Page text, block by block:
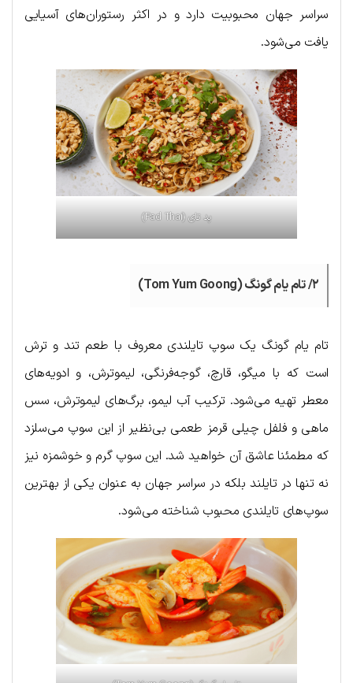
سراسر جهان محبوبیت دارد و در اکثر رستوران‌های آسیایی
یافت می‌شود.
پد تای (Pad Thai)
۲/ تام یام گونگ (Tom Yum Goong)
تام یام گونگ یک سوپ تایلندی معروف با طعم تند و ترش
است که با میگو، قارچ، گوجه‌فرنگی، لیموترش، و ادویه‌های
معطر تهیه می‌شود. ترکیب آب لیمو، برگ‌های لیموترش، سس
ماهی و فلفل چیلی قرمز طعمی بی‌نظیر از این سوپ می‌سلزد
که مطمئنا عاشق آن خواهید شد. این سوپ گرم و خوشمزه نیز
نه تنها در تایلند بلکه در سراسر جهان به عنوان یکی از بهترین
سوپ‌های تایلندی محبوب شناخته می‌شود.